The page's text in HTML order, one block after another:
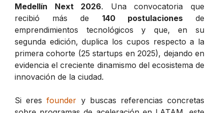
Medellín Next 2026. Una convocatoria que
recibió más de 140 postulacionesde
emprendimientos tecnológicos y que, en su
segunda edición, duplica los cupos respecto a la
primera cohorte (25 startups en 2025), dejando en
evidencia el creciente dinamismo del ecosistema de
innovación de la ciudad.
Si eresfounder y buscas referencias concretas